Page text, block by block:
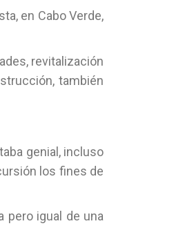
en Cabo Verde,
revitalización
también
genial, incluso
los fines de
pero igual de una